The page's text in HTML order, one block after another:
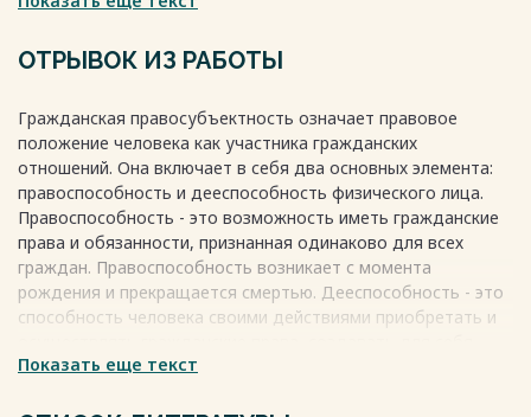
Весь текст будет доступенпосле покупки
ОТРЫВОК ИЗ РАБОТЫ
Гражданская правосубъектность означает правовое
положение человека как участника гражданских
отношений. Она включает в себя два основных элемента:
правоспособность и дееспособность физического лица.
Правоспособность - это возможность иметь гражданские
права и обязанности, признанная одинаково для всех
граждан. Правоспособность возникает с момента
рождения и прекращается смертью. Дееспособность - это
способность человека своими действиями приобретать и
гражданские обязанности и исполнять их. В состав
Показать еще текст